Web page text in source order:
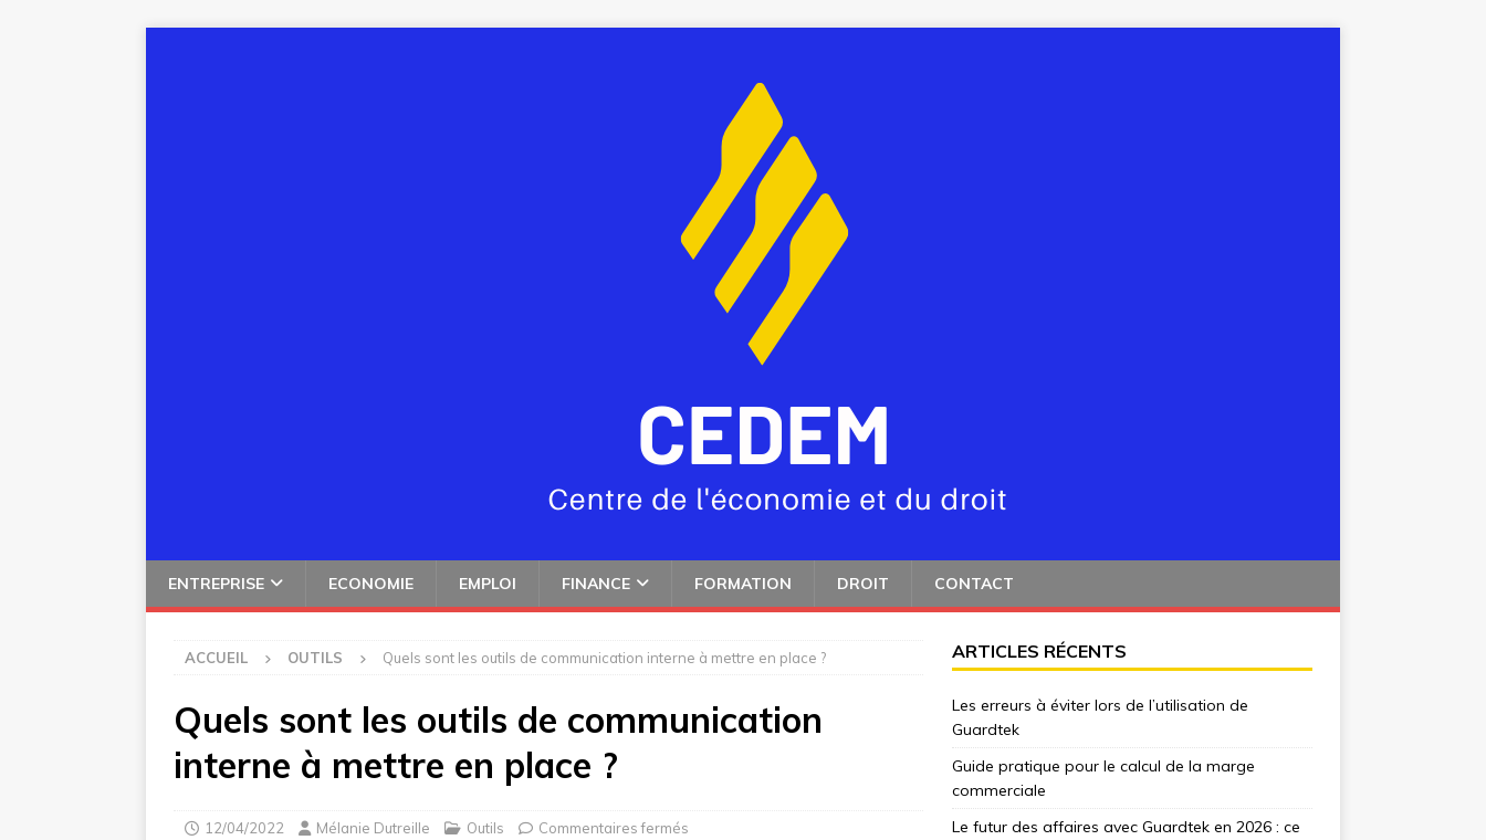
ENTREPRISE ECONOMIE EMPLOI FINANCE FORMATION DROIT CONTACT
ACCUEIL OUTILS Quels sont les outils de communication interne à mettre en place ?
Quels sont les outils de communication
interne à mettre en place ?
12/04/2022 Mélanie Dutreille Outils Commentaires fermés
ARTICLES RÉCENTS
Les erreurs à éviter lors de l’utilisation de
Guardtek
Guide pratique pour le calcul de la marge
commerciale
Le futur des affaires avec Guardtek en 2026 : ce